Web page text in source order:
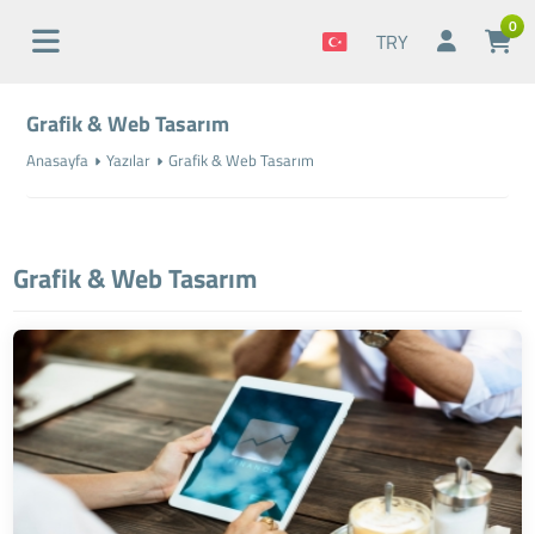
TRY
0
Grafik & Web Tasarım
Anasayfa Yazılar Grafik & Web Tasarım
Grafik & Web Tasarım